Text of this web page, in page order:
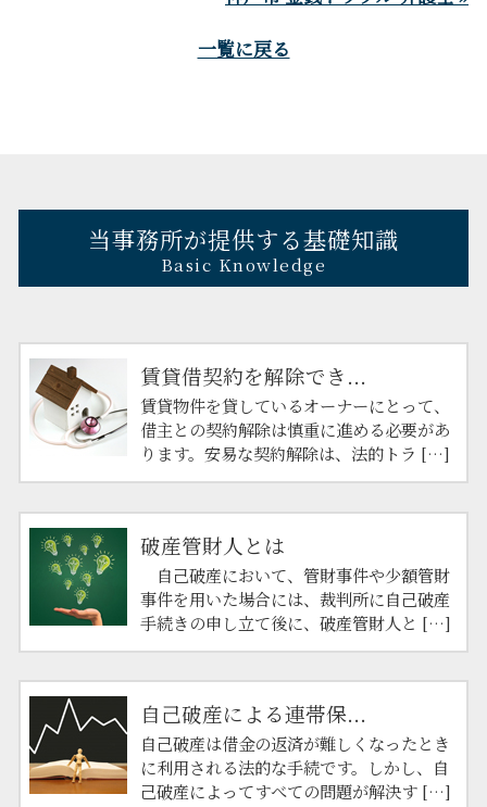
一覧に戻る
当事務所が提供する基礎知識
Basic Knowledge
賃貸借契約を解除でき...
賃貸物件を貸しているオーナーにとって、
借主との契約解除は慎重に進める必要があ
ります。安易な契約解除は、法的トラ […]
破産管財人とは
自己破産において、管財事件や少額管財
事件を用いた場合には、裁判所に自己破産
手続きの申し立て後に、破産管財人と […]
自己破産による連帯保...
自己破産は借金の返済が難しくなったとき
に利用される法的な手続です。しかし、自
己破産によってすべての問題が解決す […]